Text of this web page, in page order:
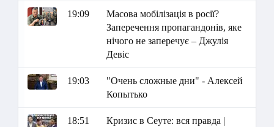
19:09
Масова мобілізація в росії?
Заперечення пропагандонів, яке
нічого не заперечує – Джулія
Девіс
19:03
"Очень сложные дни" - Алексей
Копытько
18:51
Кризис в Сеуте: вся правда |